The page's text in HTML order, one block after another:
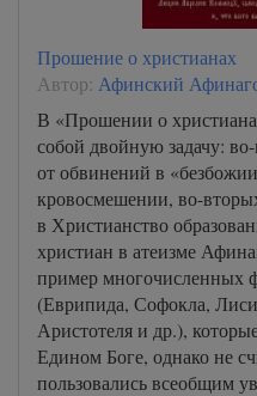
Прошение о христианах
Автор: Афинский
В «Прошении о
собой двойную задачу:
от обвинений в
кровосмешении, во-
в Христианство
христиан в атеизме
пример многочисленных
(Еврипида, Софокла,
Аристотеля и др.),
Едином Боге, однако не
пользовались всеобщим